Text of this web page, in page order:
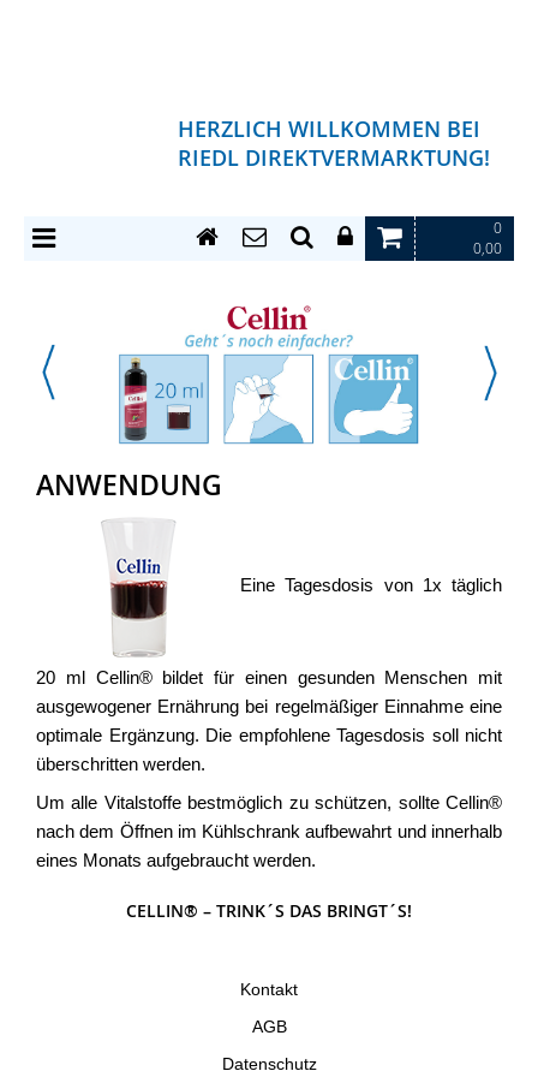
HERZLICH WILLKOMMEN BEI
RIEDL DIREKTVERMARKTUNG!
0
0,00
ANWENDUNG
Eine Tagesdosis von 1x täglich
20 ml Cellin® bildet für einen gesunden Menschen mit
ausgewogener Ernährung bei regelmäßiger Einnahme eine
optimale Ergänzung. Die empfohlene Tagesdosis soll nicht
überschritten werden.
Um alle Vitalstoffe bestmöglich zu schützen, sollte Cellin®
nach dem Öffnen im Kühlschrank aufbewahrt und innerhalb
eines Monats aufgebraucht werden.
CELLIN® – TRINK´S DAS BRINGT´S!
Kontakt
AGB
Datenschutz